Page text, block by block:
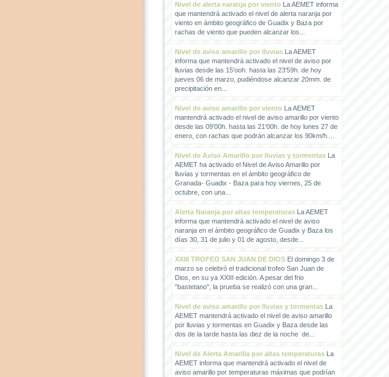
Nivel de alerta naranja por vientoLa AEMET informa
que mantendrá activado el nivel de alerta naranja por
viento en ámbito geográfico de Guadix y Baza por
rachas de viento que pueden alcanzar los...
Nivel de aviso amarillo por lluviasLa AEMET
informa que mantendrá activado el nivel de aviso por
lluvias desde las 15'ooh. hasta las 23'59h. de hoy
jueves 06 de marzo, pudiéndose alcanzar 20mm. de
precipitación en...
Nivel de aviso amarillo por vientoLa AEMET
mantendrá activado el nivel de aviso amarillo por viento
desde las 09'00h. hasta las 21'00h. de hoy lunes 27 de
enero, con rachas que podrán alcanzar los 90km/h....
Nivel de Aviso Amarillo por lluvias y tormentasLa
AEMET ha activado el Nivel de Aviso Amarillo por
lluvias y tormentas en el ámbito geográfico de
Granada- Guadix - Baza para hoy viernes, 25 de
octubre, con una...
Alerta Naranja por altas temperaturasLa AEMET
informa que mantendrá activado el nivel de aviso
naranja en el ámbito geográfico de Guadix y Baza los
días 30, 31 de julio y 01 de agosto, desde...
XXIII TROFEO SAN JUAN DE DIOSEl domingo 3 de
marzo se celebró el tradicional trofeo San Juan de
Dios, en su ya XXIII edición. A pesar del frio
"bastetano", la prueba se realizó con una gran...
Nivel de aviso amarillo por lluvias y tormentasLa
AEMET mantendrá activado el nivel de aviso amarillo
por lluvias y tormentas en Guadix y Baza desde las
dos de la tarde hasta las diez de la noche de...
Nivel de Alerta Amarilla por altas temperaturasLa
AEMET informa que mantendrá activado el nivel de
aviso amarillo por temperaturas máximas que podrían